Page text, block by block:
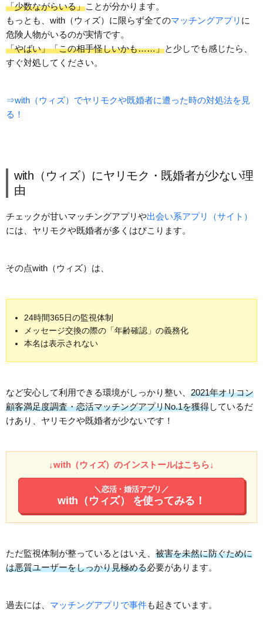
「少数ながらいる」ことが分かります。
もっとも、with（ウィズ）に限らず全てのマッチングアプリ に
危険人物がいるのが実情です。
「やばい」「この相手怪しいかも……」と少しでも感じたら、
すぐ対処してください。
⇒with（ウィズ）でヤリモクや既婚者に遭った時の対処法を見
る！
with（ウィズ）にヤリモク・既婚者が少ない理
由
チェックが甘いマッチングアプリや出会い系アプリ（サイト）
には、ヤリモクや既婚者が多くはびこります。
その点with（ウィズ）は、
24時間365日の監視体制
メッセージ交換の際の「年齢確認」の義務化
本名は表示されない
など安心して利用できる環境がしっかり整い、 2021年オリコン
顧客満足度調査・恋活マッチングアプリNo.1を獲得しているだ
けあり、ヤリモクや既婚者が少ないです！
↓with（ウィズ）のインストールはこちら↓
＼恋活・婚活アプリ／
with（ウィズ） を使ってみる！
ただ監視体制が整っているとはいえ、 被害を未然に防ぐために
は悪質ユーザーをしっかり見極める必要があります。
過去には、 マッチングアプリで事件も起きています。